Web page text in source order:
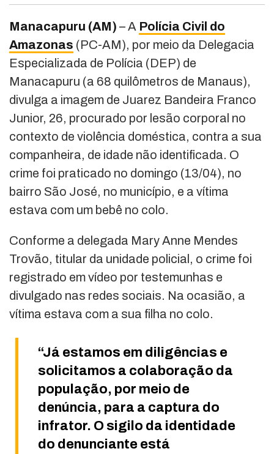
Manacapuru (AM) – A Polícia Civil do
Amazonas (PC-AM), por meio da Delegacia
Especializada de Polícia (DEP) de
Manacapuru (a 68 quilômetros de Manaus),
divulga a imagem de Juarez Bandeira Franco
Junior, 26, procurado por lesão corporal no
contexto de violência doméstica, contra a sua
companheira, de idade não identificada. O
crime foi praticado no domingo (13/04), no
bairro São José, no município, e a vítima
estava com um bebê no colo.
Conforme a delegada Mary Anne Mendes
Trovão, titular da unidade policial, o crime foi
registrado em vídeo por testemunhas e
divulgado nas redes sociais. Na ocasião, a
vítima estava com a sua filha no colo.
“Já estamos em diligências e
solicitamos a colaboração da
população, por meio de
denúncia, para a captura do
infrator. O sigilo da identidade
do denunciante está